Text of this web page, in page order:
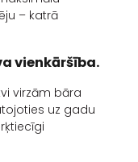
– katrā
vienkāršība.
virzām bāra
uz gadu